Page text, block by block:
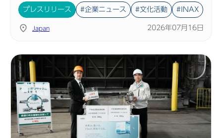
プレスリリース #企業ニュース #文化活動 #INAX
Japan 2026年07月16日